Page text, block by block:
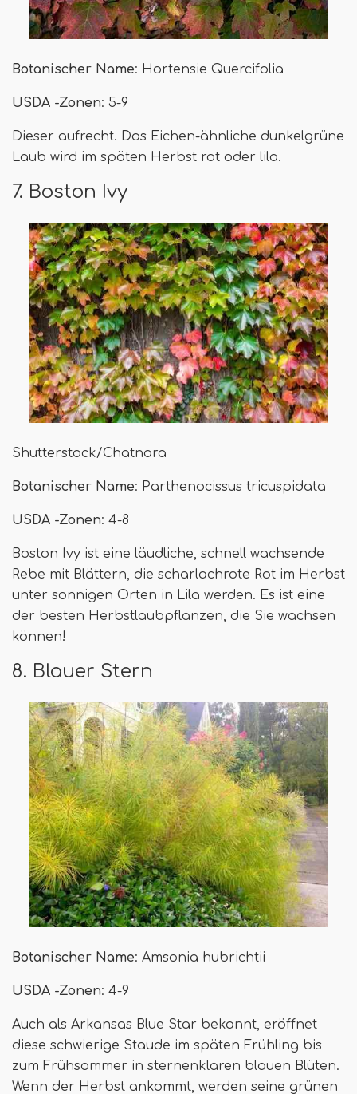
Botanischer Name: Hortensie Quercifolia
USDA -Zonen: 5-9
Dieser aufrecht. Das Eichen-ähnliche dunkelgrüne
Laub wird im späten Herbst rot oder lila.
7. Boston Ivy
Shutterstock/Chatnara
Botanischer Name: Parthenocissus tricuspidata
USDA -Zonen: 4-8
Boston Ivy ist eine läudliche, schnell wachsende
Rebe mit Blättern, die scharlachrote Rot im Herbst
unter sonnigen Orten in Lila werden. Es ist eine
der besten Herbstlaubpflanzen, die Sie wachsen
können!
8. Blauer Stern
Botanischer Name: Amsonia hubrichtii
USDA -Zonen: 4-9
Auch als Arkansas Blue Star bekannt, eröffnet
diese schwierige Staude im späten Frühling bis
zum Frühsommer in sternenklaren blauen Blüten.
Wenn der Herbst ankommt, werden seine grünen